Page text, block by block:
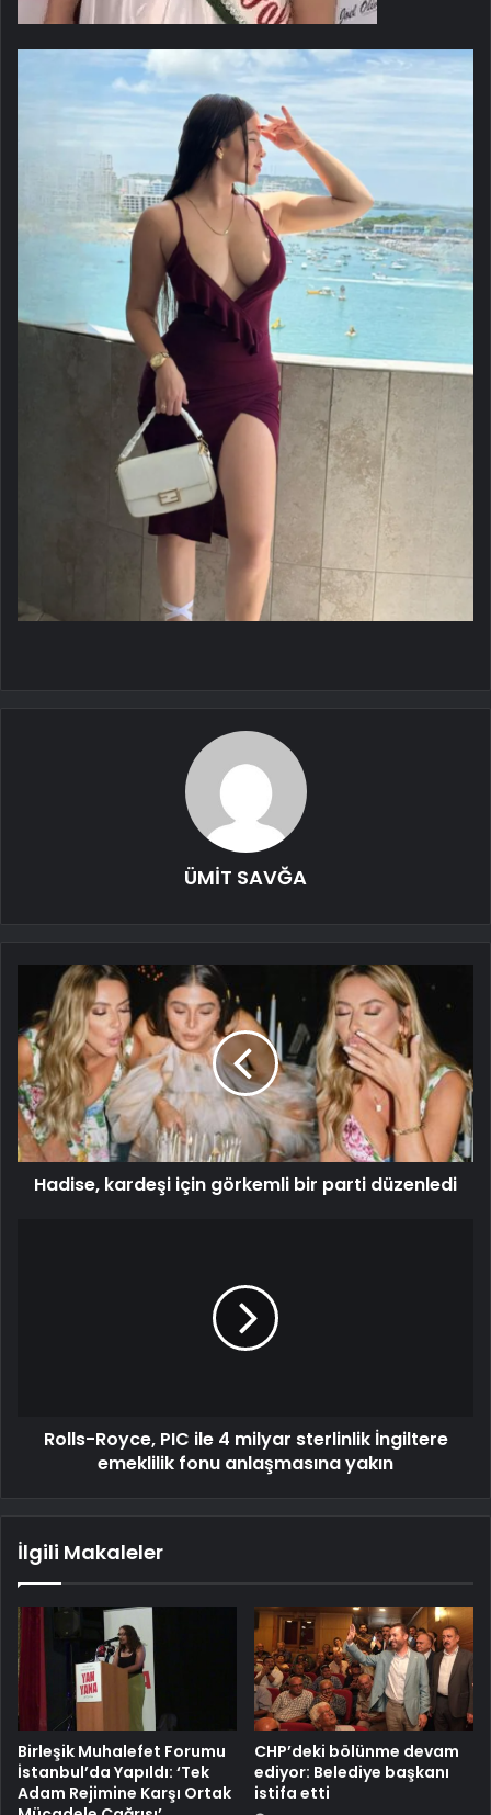
ÜMİT SAVĞA
Hadise, kardeşi için görkemli bir parti düzenledi
Rolls-Royce, PIC ile 4 milyar sterlinlik İngiltere
emeklilik fonu anlaşmasına yakın
İlgili Makaleler
Birleşik Muhalefet Forumu
İstanbul’da Yapıldı: ‘Tek
Adam Rejimine Karşı Ortak
CHP’deki bölünme devam
ediyor: Belediye başkanı
istifa etti